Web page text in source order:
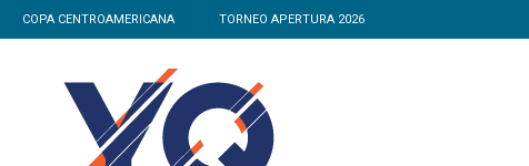
COPA CENTROAMERICANA TORNEO APERTURA 2026